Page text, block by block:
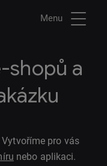
Menu
shopů a
pro vás
nebo aplikaci.